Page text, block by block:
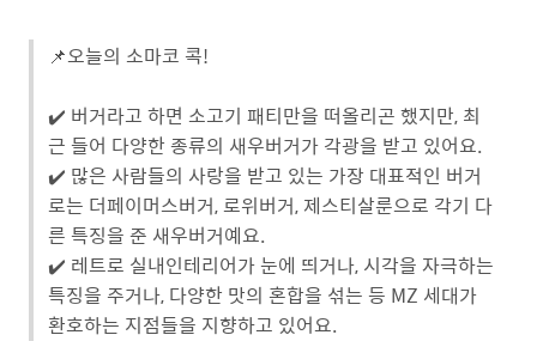
📌오늘의 소마코 콕!
✔️ 버거라고 하면 소고기 패티만을 떠올리곤 했지만, 최
근 들어 다양한 종류의 새우버거가 각광을 받고 있어요.
✔️ 많은 사람들의 사랑을 받고 있는 가장 대표적인 버거
로는 더페이머스버거, 로위버거, 제스티살룬으로 각기 다
른 특징을 준 새우버거예요.
✔️ 레트로 실내인테리어가 눈에 띄거나, 시각을 자극하는
특징을 주거나, 다양한 맛의 혼합을 섞는 등 MZ 세대가
환호하는 지점들을 지향하고 있어요.